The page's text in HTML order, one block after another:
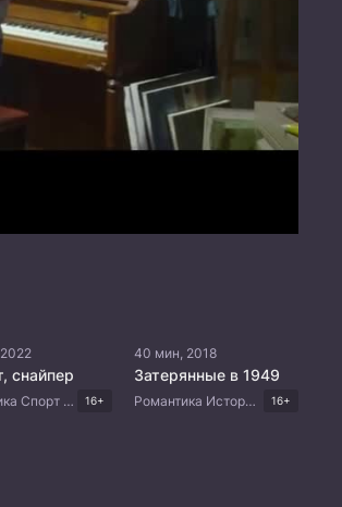
снайпер
Романтика Спорт Комедия Китайские дорамы 16+
40 мин, 2018
Затерянные в 1949
Романтика Исторический Боевик Триллер Китайские дорамы 16+